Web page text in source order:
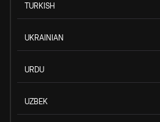
TURKISH
UKRAINIAN
URDU
UZBEK